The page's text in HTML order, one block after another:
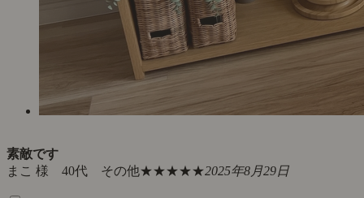
素敵です
まこ 様 40代 その他★★★★★2025年8月29日